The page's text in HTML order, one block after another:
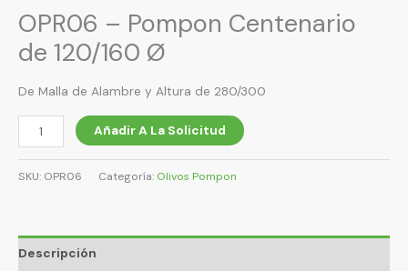
OPR06 – Pompon Centenario
de 120/160 Ø
De Malla de Alambre y Altura de 280/300
OPR06
-
Pompon
120/160
Ø
Añadir A La Solicitud
SKU: OPR06 Categoría: Olivos Pompon
Descripción